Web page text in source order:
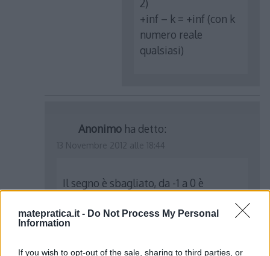
matepratica.it - Do Not Process My Personal
Information
If you wish to opt-out of the sale, sharing to third parties, or
2)
+inf – k = +inf (con k
numero reale
qualsiasi)
Anonimo ha detto:
13 Novembre 2012 alle 18:44
Il segno è sbagliato, da -1 a 0 è